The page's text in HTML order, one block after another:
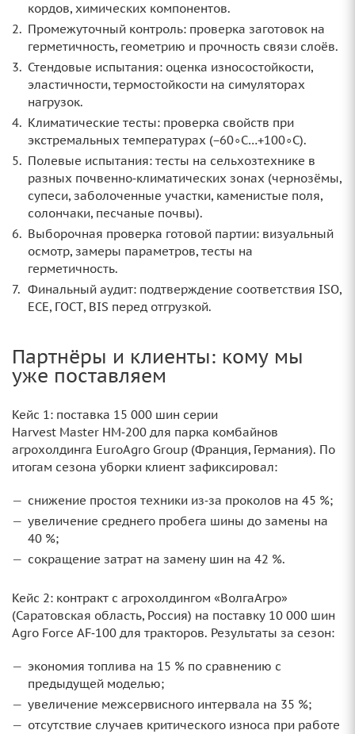
кордов, химических компонентов.
Промежуточный контроль: проверка заготовок на
герметичность, геометрию и прочность связи слоёв.
Стендовые испытания: оценка износостойкости,
эластичности, термостойкости на симуляторах
нагрузок.
Климатические тесты: проверка свойств при
экстремальных температурах (−60∘C…+100∘C).
Полевые испытания: тесты на сельхозтехнике в
разных почвенно‑климатических зонах (чернозёмы,
супеси, заболоченные участки, каменистые поля,
солончаки, песчаные почвы).
Выборочная проверка готовой партии: визуальный
осмотр, замеры параметров, тесты на
герметичность.
Финальный аудит: подтверждение соответствия ISO,
ECE, ГОСТ, BIS перед отгрузкой.
Партнёры и клиенты: кому мы
уже поставляем
Кейс 1: поставка 15 000 шин серии
Harvest Master HM‑200 для парка комбайнов
агрохолдинга EuroAgro Group (Франция, Германия). По
итогам сезона уборки клиент зафиксировал:
снижение простоя техники из‑за проколов на 45 %;
увеличение среднего пробега шины до замены на
40 %;
сокращение затрат на замену шин на 42 %.
Кейс 2: контракт с агрохолдингом «ВолгаАгро»
(Саратовская область, Россия) на поставку 10 000 шин
Agro Force AF‑100 для тракторов. Результаты за сезон:
экономия топлива на 15 % по сравнению с
предыдущей моделью;
увеличение межсервисного интервала на 35 %;
отсутствие случаев критического износа при работе